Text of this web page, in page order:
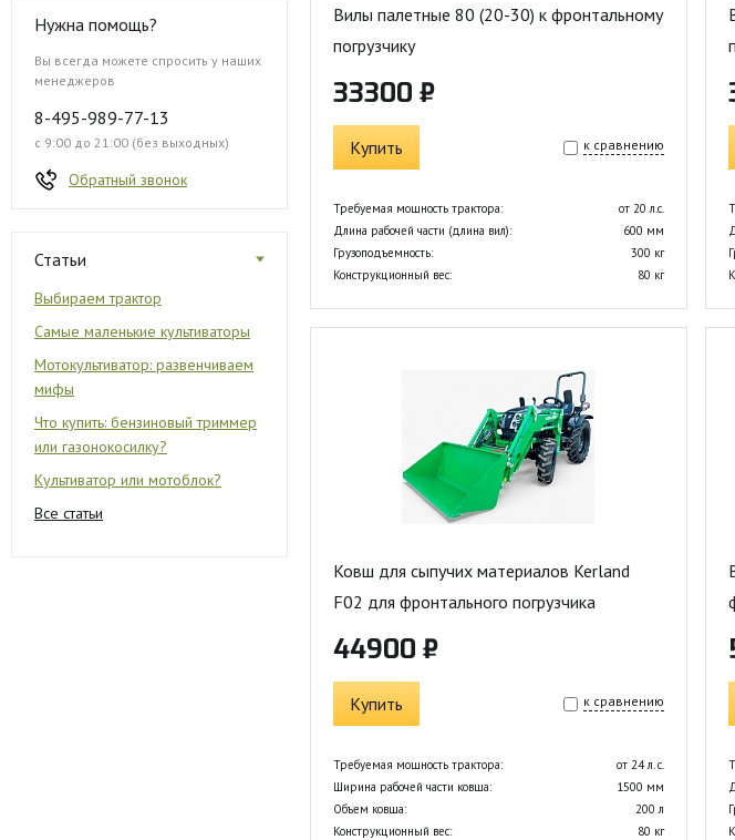
Нужна помощь?
Вы всегда можете спросить у наших
менеджеров
8-495-989-77-13
с 9:00 до 21:00 (без выходных)
Обратный звонок
Статьи
Выбираем трактор
Самые маленькие культиваторы
Мотокультиватор: развенчиваем
мифы
Что купить: бензиновый триммер
или газонокосилку?
Культиватор или мотоблок?
Все статьи
Вилы палетные 80 (20-30) к фронтальному
погрузчику
33300 ₽
Купить к сравнению
Требуемая мощность трактора:
от 20 л.с.
Длина рабочей части (длина вил):
600 мм
Грузоподъемность:
300 кг
Конструкционный вес:
80 кг
Ковш для сыпучих материалов Kerland
F02 для фронтального погрузчика
44900 ₽
Купить к сравнению
Требуемая мощность трактора:
от 24 л. с.
Ширина рабочей части ковша:
1500 мм
Объем ковша:
200 л
Конструкционный вес:
80 кг